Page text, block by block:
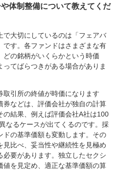
体制整備について教えてくだ
で大切にしているのは「フェアバ
です。各ファンドはさまざまな有
の銘柄がいくらかという時価
てばらつきがある場合がありま
取引所の終値が時価になります
などは、評価会社が独自の計算
の結果、例えば評価会社A社は100
なるケースが出てくるのです。採
ドの基準価額も変動します。その
比べ、妥当性や継続性を見極め
要があります。独立したセクシ
値を見定め、適正な基準価額の算